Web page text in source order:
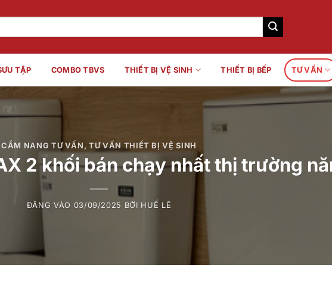
TẬP COMBO TBVS THIẾT BỊ VỆ SINH THIẾT BỊ BẾP TƯ VẤN
CẨM NANG TƯ VẤN ,TƯ VẤN THIẾT BỊ VỆ SINH
2 khối bán chạy nhất thị trường
ĐĂNG VÀO 03/09/2025 BỞI HUẾ LÊ